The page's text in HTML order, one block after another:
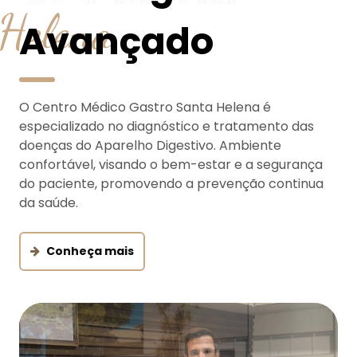
Avançado
O Centro Médico Gastro Santa Helena é
especializado no diagnóstico e tratamento das
doenças do Aparelho Digestivo. Ambiente
confortável, visando o bem-estar e a segurança
do paciente, promovendo a prevenção continua
da saúde.
Conheça mais